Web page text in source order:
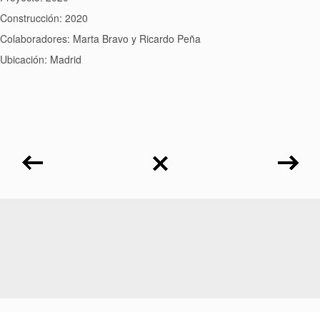
Construcción: 2020
Colaboradores: Marta Bravo y Ricardo Peña
Ubicación: Madrid